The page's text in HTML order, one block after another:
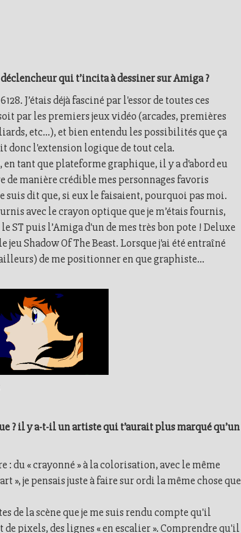
qui t’incita à dessiner sur Amiga ?
J’étais déjà fasciné par l'essor de toutes ces
par les premiers jeux vidéo (arcades, premières
etc...), et bien entendu les possibilités que ça
l'extension logique de tout cela.
tant que plateforme graphique, il y a d'abord eu
de manière crédible mes personnages favoris
suis dit que, si eux le faisaient, pourquoi pas moi.
avec le crayon optique que je m’étais fournis,
ST puis l’Amiga d'un de mes très bon pote ! Deluxe
Shadow Of The Beast. Lorsque j'ai été entraîné
de me positionner en que graphiste...
? il y a-t-il un artiste qui t’aurait plus marqué qu’un
du « crayonné » à la colorisation, avec le même
», je pensais juste à faire sur ordi la même chose que
de la scène que je me suis rendu compte qu'il
pixels, des lignes « en escalier ». Comprendre qu'il